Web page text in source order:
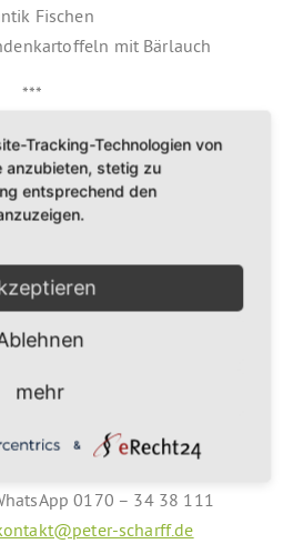
Fischen
mit Bärlauch
***
Dessert zum Abschluss
Preis:
der Mwst. separat
und berechnet:
sich an der Bar offene
rauszusuchen.
0170 – 34 38 111
scharff.de
Tracking-Technologien von
anzubieten, stetig zu
entsprechend den
mehr
&